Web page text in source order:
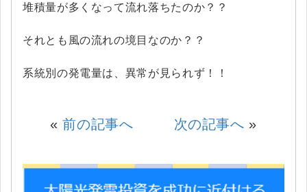
堆積量が多くなって流れ落ちたのか？？
それとも風の流れの境目なのか？？
系統別の発電量は、異常が見られず！！
«前の記事へ 次の記事へ »